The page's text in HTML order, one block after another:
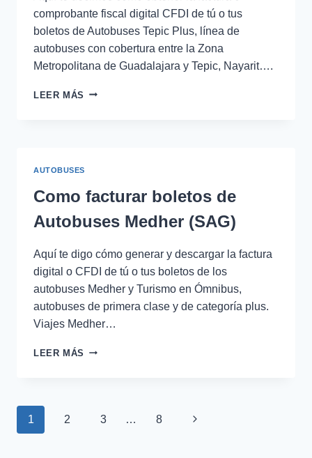
comprobante fiscal digital CFDI de tú o tus
boletos de Autobuses Tepic Plus, línea de
autobuses con cobertura entre la Zona
Metropolitana de Guadalajara y Tepic, Nayarit….
LEER MÁS COMO
TEPIC
PLUS
AUTOBUSES
Como facturar boletos de
Autobuses Medher (SAG)
Aquí te digo cómo generar y descargar la factura
digital o CFDI de tú o tus boletos de los
autobuses Medher y Turismo en Ómnibus,
autobuses de primera clase y de categoría plus.
Viajes Medher…
LEER MÁS COMO
MEDHER
Navegación
1 2 3 … 8 Siguiente